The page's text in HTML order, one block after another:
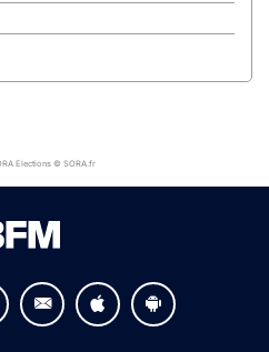
Elections © SORA.fr